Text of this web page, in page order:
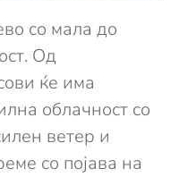
со мала до
Од
ќе има
облачност со
ветер и
со појава на